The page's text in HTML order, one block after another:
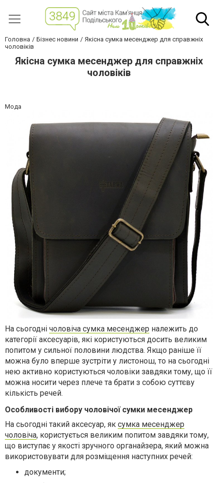
Головна Бізнес новини
Якісна сумка месенджер для справжніх
чоловіків
Якісна сумка месенджер для справжніх
чоловіків
Мода
На сьогодні чоловіча сумка месенджер належить до
категорії аксесуарів, які користуються досить великим
попитом у сильної половини людства. Якщо раніше її
можна було вперше зустріти у листонош, то на сьогодні
нею активно користуються чоловіки завдяки тому, що її
можна носити через плече та брати з собою суттєву
кількість речей.
Особливості вибору чоловічої сумки месенджер
На сьогодні такий аксесуар, як сумка месенджер
чоловіча, користується великим попитом завдяки тому,
що виступає у якості зручного органайзера, який можна
використовувати для розміщення наступних речей:
документи;